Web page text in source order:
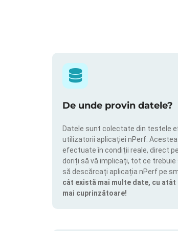
De unde provin datele?
Datele sunt colectate din testele
utilizatorii aplicației nPerf.
efectuate în condiții reale, direct
doriți să vă implicați, tot ce
să descărcați aplicația nPerf pe
cât există mai multe date, cu
mai cuprinzătoare!